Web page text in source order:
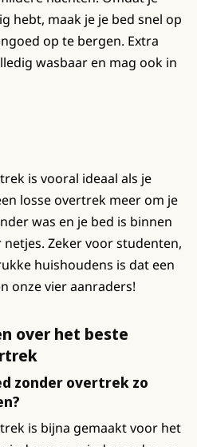
hebt, maak je je bed snel op
op te bergen. Extra
wasbaar en mag ook in
is vooral ideaal als je
losse overtrek meer om je
was en je bed is binnen
Zeker voor studenten,
huishoudens is dat een
onze vier aanraders!
over het beste
zonder overtrek zo
is bijna gemaakt voor het